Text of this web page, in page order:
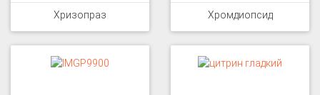
Хризопраз Хромдиопсид